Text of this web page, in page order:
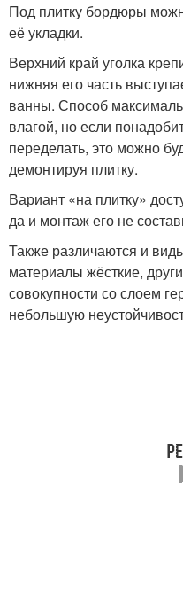
Под плитку бордюры
её укладки.
Верхний край уголка
нижняя его часть
ванны. Способ
влагой, но если
переделать, это можно
демонтируя плитку.
Вариант «на плитку»
да и монтаж его не
Также различаются и
материалы жёсткие,
совокупности со слоем
небольшую